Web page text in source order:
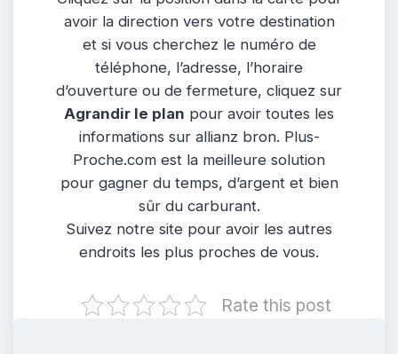
avoir la direction vers votre destination
et si vous cherchez le numéro de
téléphone, l’adresse, l’horaire
d’ouverture ou de fermeture, cliquez sur
Agrandir le plan pour avoir toutes les
informations sur allianz bron. Plus-
Proche.com est la meilleure solution
pour gagner du temps, d’argent et bien
sûr du carburant.
Suivez notre site pour avoir les autres
endroits les plus proches de vous.
Rate this post